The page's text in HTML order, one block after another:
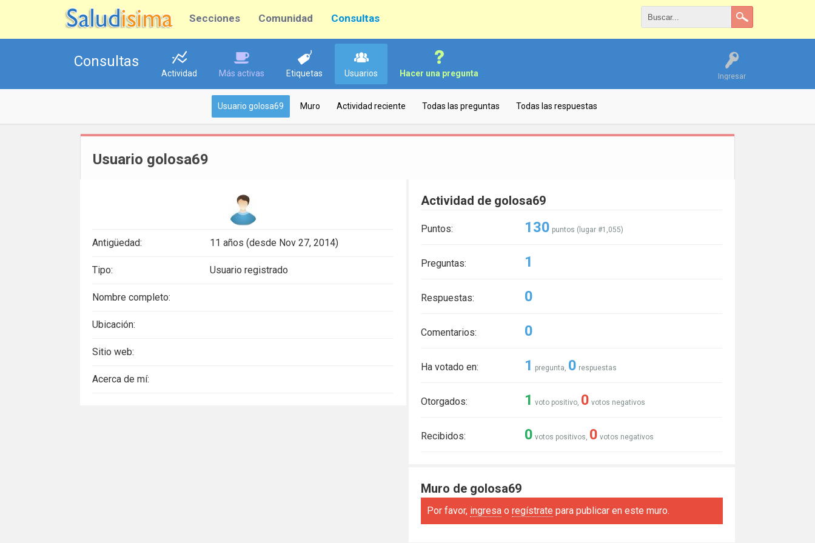
Secciones Comunidad Consultas
Ingresar
Consultas
Actividad Más activas Etiquetas Usuarios Hacer una pregunta
Usuario golosa69 Muro Actividad reciente Todas las preguntas Todas las respuestas
Usuario golosa69
Antigüedad: 11 años (desde Nov 27, 2014)
Tipo: Usuario registrado
Nombre completo:
Ubicación:
Sitio web:
Acerca de mí:
Actividad de golosa69
Puntos: 130 puntos (lugar #1,055)
Preguntas: 1
Respuestas: 0
Comentarios: 0
Ha votado en: 1 pregunta, 0 respuestas
Otorgados: 1 voto positivo, 0 votos negativos
Recibidos: 0 votos positivos, 0 votos negativos
Muro de golosa69
Por favor, ingresa oregístrate para publicar en este muro.